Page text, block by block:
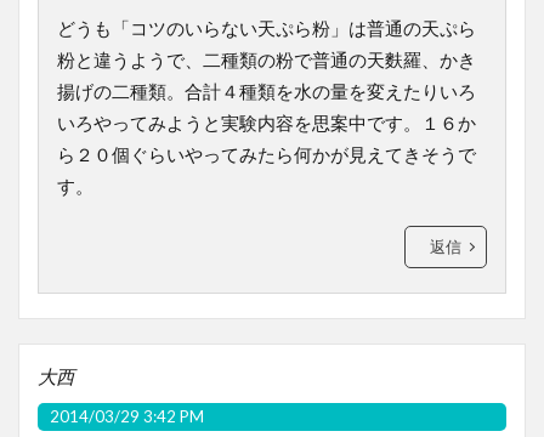
どうも「コツのいらない天ぷら粉」は普通の天ぷら
粉と違うようで、二種類の粉で普通の天麩羅、かき
揚げの二種類。合計４種類を水の量を変えたりいろ
いろやってみようと実験内容を思案中です。１６か
ら２０個ぐらいやってみたら何かが見えてきそうで
す。
返信
大西
2014/03/29 3:42 PM